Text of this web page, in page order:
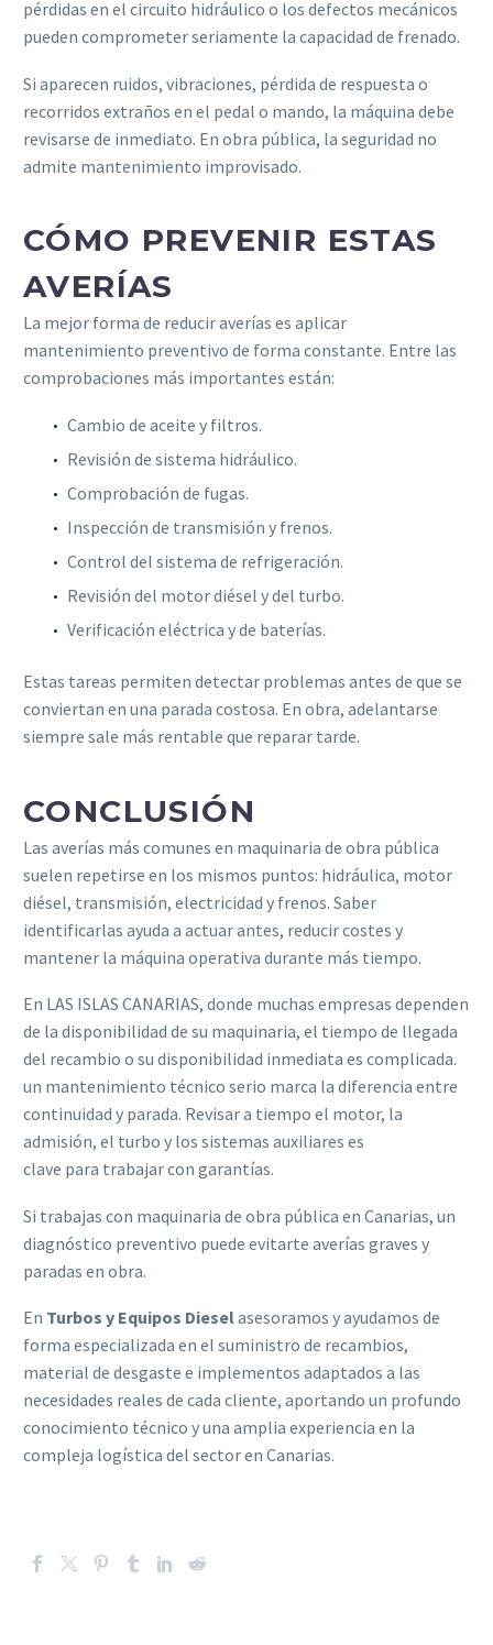
pérdidas en el circuito hidráulico o los defectos mecánicos
pueden comprometer seriamente la capacidad de frenado.
Si aparecen ruidos, vibraciones, pérdida de respuesta o
recorridos extraños en el pedal o mando, la máquina debe
revisarse de inmediato. En obra pública, la seguridad no
admite mantenimiento improvisado.
CÓMO PREVENIR ESTAS
AVERÍAS
La mejor forma de reducir averías es aplicar
mantenimiento preventivo de forma constante. Entre las
comprobaciones más importantes están:
Cambio de aceite y filtros.
Revisión de sistema hidráulico.
Comprobación de fugas.
Inspección de transmisión y frenos.
Control del sistema de refrigeración.
Revisión del motor diésel y del turbo.
Verificación eléctrica y de baterías.
Estas tareas permiten detectar problemas antes de que se
conviertan en una parada costosa. En obra, adelantarse
siempre sale más rentable que reparar tarde.
CONCLUSIÓN
Las averías más comunes en maquinaria de obra pública
suelen repetirse en los mismos puntos: hidráulica, motor
diésel, transmisión, electricidad y frenos. Saber
identificarlas ayuda a actuar antes, reducir costes y
mantener la máquina operativa durante más tiempo.
En LAS ISLAS CANARIAS, donde muchas empresas dependen
de la disponibilidad de su maquinaria, el tiempo de llegada
del recambio o su disponibilidad inmediata es complicada.
un mantenimiento técnico serio marca la diferencia entre
continuidad y parada. Revisar a tiempo el motor, la
admisión, el turbo y los sistemas auxiliares es
clave para trabajar con garantías.
Si trabajas con maquinaria de obra pública en Canarias, un
diagnóstico preventivo puede evitarte averías graves y
paradas en obra.
En Turbos y Equipos Dieselasesoramos y ayudamos de
forma especializada en el suministro de recambios,
material de desgaste e implementos adaptados a las
necesidades reales de cada cliente, aportando un profundo
conocimiento técnico y una amplia experiencia en la
compleja logística del sector en Canarias.